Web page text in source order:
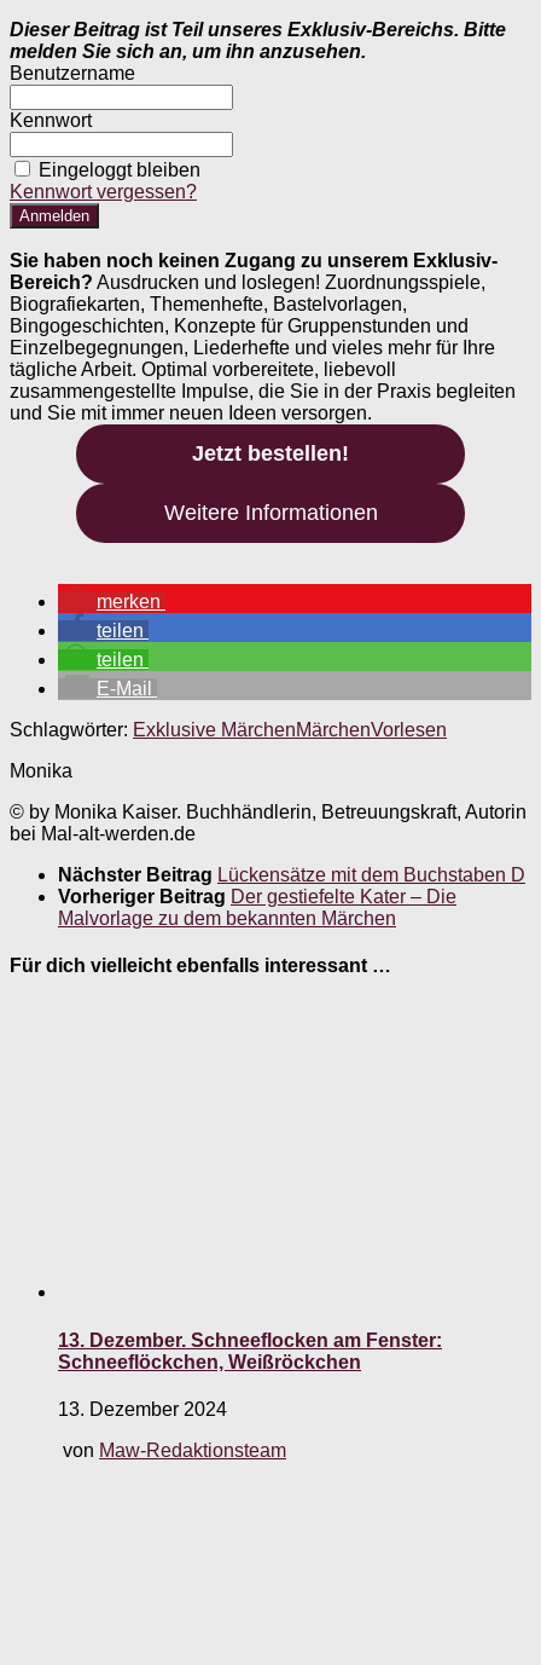
Dieser Beitrag ist Teil unseres Exklusiv-Bereichs. Bitte
melden Sie sich an, um ihn anzusehen.
Benutzername
Kennwort
Eingeloggt bleiben
Kennwort vergessen?
Sie haben noch keinen Zugang zu unserem Exklusiv-
Bereich? Ausdrucken und loslegen! Zuordnungsspiele,
Biografiekarten, Themenhefte, Bastelvorlagen,
Bingogeschichten, Konzepte für Gruppenstunden und
Einzelbegegnungen, Liederhefte und vieles mehr für Ihre
tägliche Arbeit. Optimal vorbereitete, liebevoll
zusammengestellte Impulse, die Sie in der Praxis begleiten
und Sie mit immer neuen Ideen versorgen.
Jetzt bestellen!
Weitere Informationen
merken
teilen
teilen
E-Mail
Schlagwörter: Exklusive MärchenMärchenVorlesen
Monika
© by Monika Kaiser. Buchhändlerin, Betreuungskraft, Autorin
bei Mal-alt-werden.de
Nächster Beitrag Lückensätze mit dem Buchstaben D
Vorheriger Beitrag Der gestiefelte Kater – Die
Malvorlage zu dem bekannten Märchen
Für dich vielleicht ebenfalls interessant …
13. Dezember. Schneeflocken am Fenster:
Schneeflöckchen, Weißröckchen
13. Dezember 2024
von Maw-Redaktionsteam